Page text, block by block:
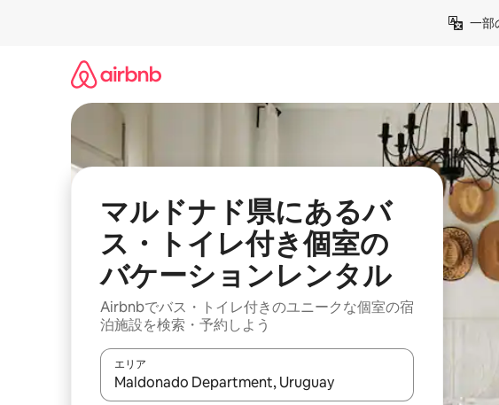
一部
マルドナド県にあるバ
ス・トイレ付き個室の
バケーションレンタル
Airbnbでバス・トイレ付きのユニークな個室の宿
泊施設を検索・予約しよう
エリア
検索結果が表示されたら、上下の矢印キーを使って移動するか、画